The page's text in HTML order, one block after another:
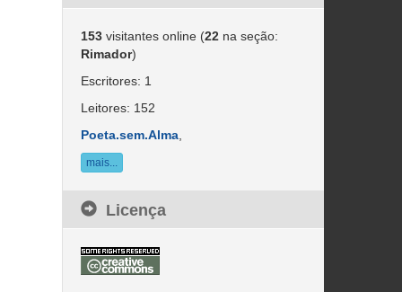
153visitantes online (22na seção:
Rimador)
Escritores: 1
Leitores: 152
Poeta.sem.Alma,
mais...
Licença